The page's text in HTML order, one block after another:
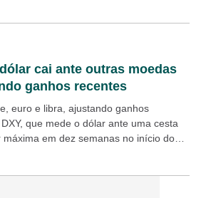
cai ante outras moedas
ganhos recentes
euro e libra, ajustando ganhos
que mede o dólar ante uma cesta
em dez semanas no início do